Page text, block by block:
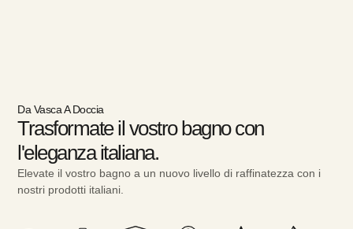
Da Vasca A Doccia
Trasformate il vostro bagno con
l'eleganza italiana.
Elevate il vostro bagno a un nuovo livello di raffinatezza con i
nostri prodotti italiani.